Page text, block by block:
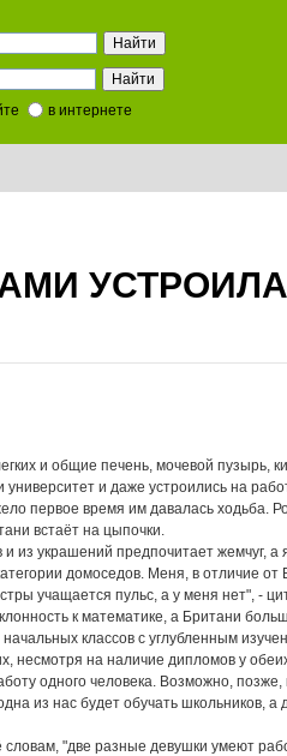
в интернете
и общие печень, мочевой пузырь,
и даже устроились на
первое время им давалась ходьба.
встаёт на цыпочки.
из украшений предпочитает жемчуг, а
домоседов. Меня, в отличие от
учащается пульс, а у меня нет", -
к математике, а Британи
классов с углубленным
несмотря на наличие дипломов у
одного человека. Возможно,
из нас будет обучать школьников, а
"две разные девушки умеют